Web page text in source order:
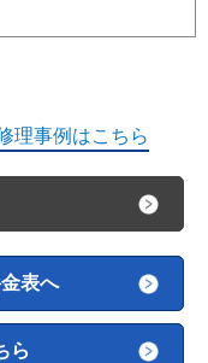
理事例はこちら
表へ
ら